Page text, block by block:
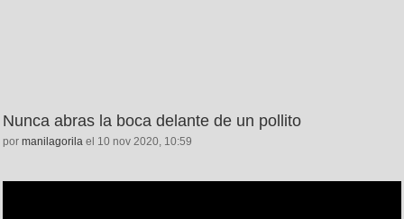
Nunca abras la boca delante de un pollito
por manilagorila el 10 nov 2020, 10:59